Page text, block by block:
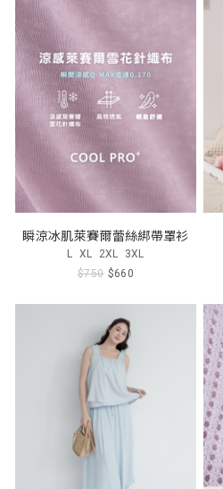
瞬涼冰肌萊賽爾蕾絲綁帶罩衫
L XL 2XL 3XL
$750 $660